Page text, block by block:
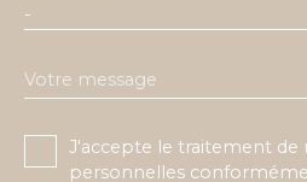
-
Votre message
J'accepte le traitement de
personnelles